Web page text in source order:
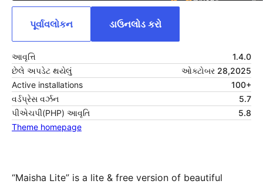
પૂર્વાવલોકન ડાઉનલોડ કરો
આવૃત્તિ
1.4.0
છેલે અપડેટ થયેલું
ઓક્ટોબર 28,2025
Active installations
100+
વર્ડપ્રેસ વર્ઝન
5.7
પીએચપી(PHP) આવૃતિ
5.8
Theme homepage
“Maisha Lite” is a lite & free version of beautiful